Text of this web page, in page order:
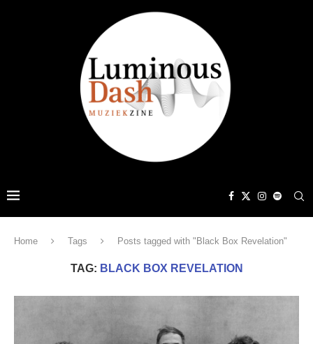
Home Tags Posts tagged with "Black Box Revelation"
TAG: BLACK BOX REVELATION